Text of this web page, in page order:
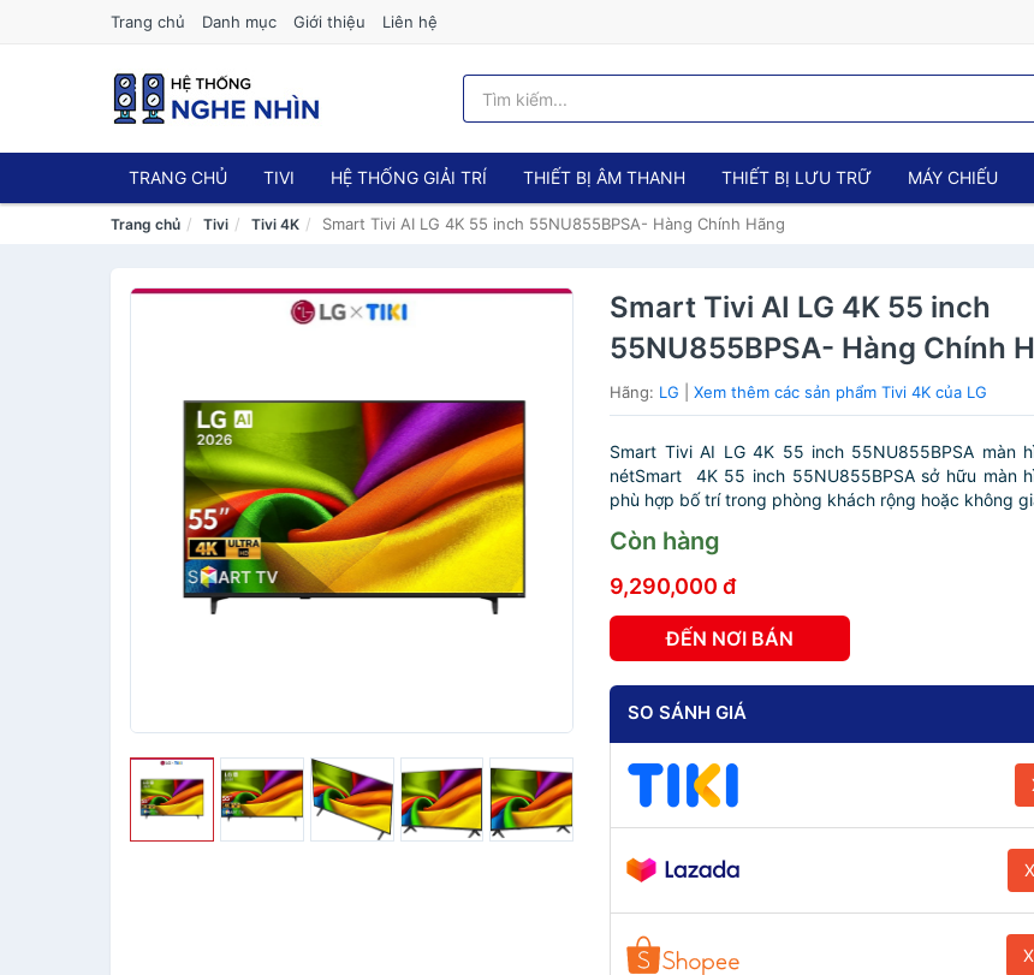
Trang chủ Danh mục Giới thiệu Liên hệ
TRANG CHỦ TIVI HỆ THỐNG GIẢI TRÍ THIẾT BỊ ÂM THANH THIẾT BỊ LƯU TRỮ MÁY CHIẾU
Trang chủ Tivi Tivi 4K Smart Tivi AI LG 4K 55 inch 55NU855BPSA- Hàng Chính Hãng
Smart Tivi AI LG 4K 55 inch
55NU855BPSA- Hàng Chính
Hãng: LG |Xem thêm các sản phẩm Tivi 4K của LG
Smart Tivi AI LG 4K 55 inch 55NU855BPSA màn
nétSmart 4K 55 inch 55NU855BPSA sở hữu màn
phù hợp bố trí trong phòng khách rộng hoặc không
Còn hàng
9,290,000 đ
ĐẾN NƠI BÁN
SO SÁNH GIÁ